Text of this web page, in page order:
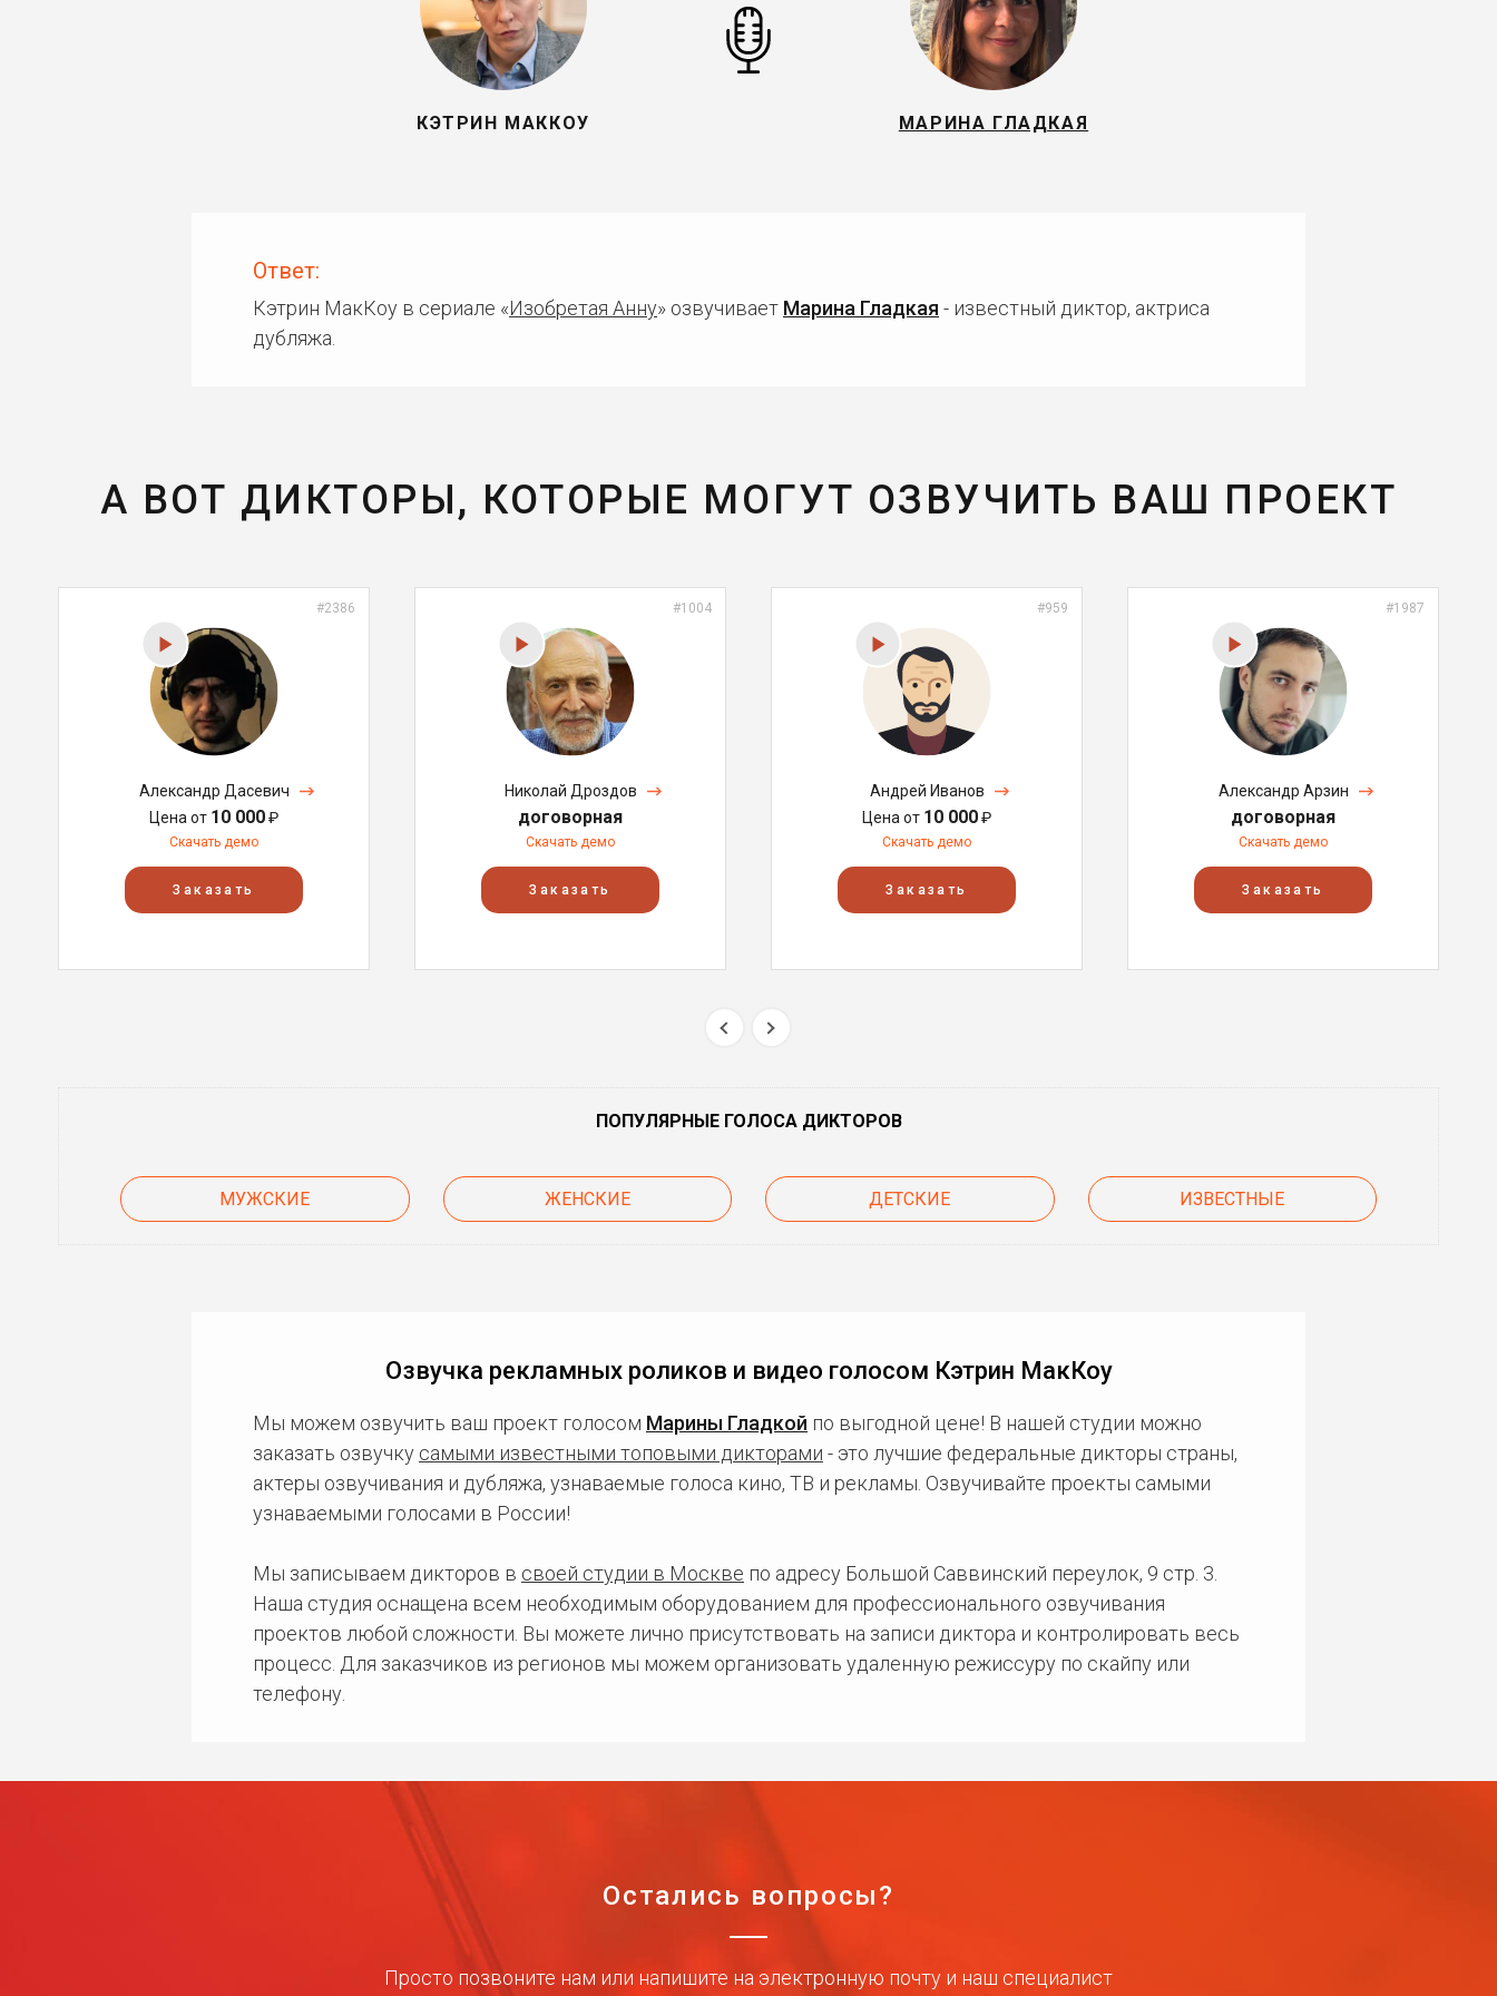
КЭТРИН МАККОУ МАРИНА ГЛАДКАЯ
Ответ:
Кэтрин МакКоу в сериале «Изобретая Анну» озвучивает Марина Гладкая - известный диктор, актриса
дубляжа.
А ВОТ ДИКТОРЫ, КОТОРЫЕ МОГУТ ОЗВУЧИТЬ ВАШ ПРОЕКТ
#2386
Александр Дасевич
Цена от 10 000₽
Скачать демо
Заказать
#1004
Николай Дроздов
договорная
Скачать демо
Заказать
#959
Андрей Иванов
Цена от 10 000₽
Скачать демо
Заказать
#1987
Александр Арзин
договорная
Скачать демо
Заказать
ПОПУЛЯРНЫЕ ГОЛОСА ДИКТОРОВ
МУЖСКИЕ ЖЕНСКИЕ ДЕТСКИЕ ИЗВЕСТНЫЕ
Озвучка рекламных роликов и видео голосом Кэтрин МакКоу
Мы можем озвучить ваш проект голосом Марины Гладкой по выгодной цене! В нашей студии можно
заказать озвучку самыми известными топовыми дикторами - это лучшие федеральные дикторы страны,
актеры озвучивания и дубляжа, узнаваемые голоса кино, ТВ и рекламы. Озвучивайте проекты самыми
узнаваемыми голосами в России!
Мы записываем дикторов в своей студии в Москве по адресу Большой Саввинский переулок, 9 стр. 3.
Наша студия оснащена всем необходимым оборудованием для профессионального озвучивания
проектов любой сложности. Вы можете лично присутствовать на записи диктора и контролировать весь
процесс. Для заказчиков из регионов мы можем организовать удаленную режиссуру по скайпу или
телефону.
Остались вопросы?
Просто позвоните нам или напишите на электронную почту и наш специалист